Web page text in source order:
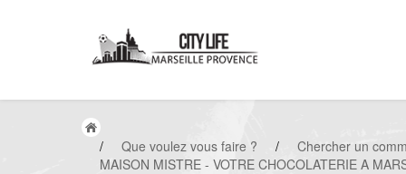
/ Que voulez vous faire ? /
Chercher un
MAISON MISTRE - VOTRE CHOCOLATERIE A